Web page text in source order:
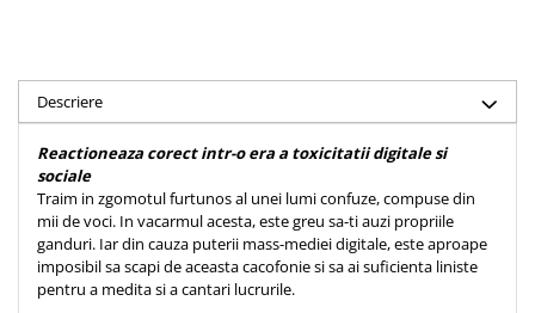
Marturii
Romane
Pedagogie
Poezii
Reviste
Sanatate
Sticle apa
Tablouri
Tablouri canvas
Termos
Descriere
Reactioneaza corect intr-o era a toxicitatii digitale si
sociale
Traim in zgomotul furtunos al unei lumi confuze, compuse din
mii de voci. In vacarmul acesta, este greu sa-ti auzi propriile
ganduri. Iar din cauza puterii mass-mediei digitale, este aproape
imposibil sa scapi de aceasta cacofonie si sa ai suficienta liniste
pentru a medita si a cantari lucrurile.